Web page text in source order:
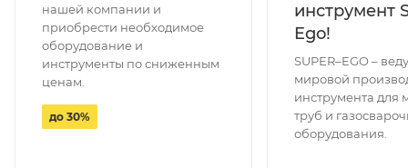
нашей компании и
приобрести необходимое
оборудование и
инструменты по сниженным
ценам.
до 30%
инструмент
Ego!
SUPER–EGO –
мировой
инструмента для
труб и
оборудования.